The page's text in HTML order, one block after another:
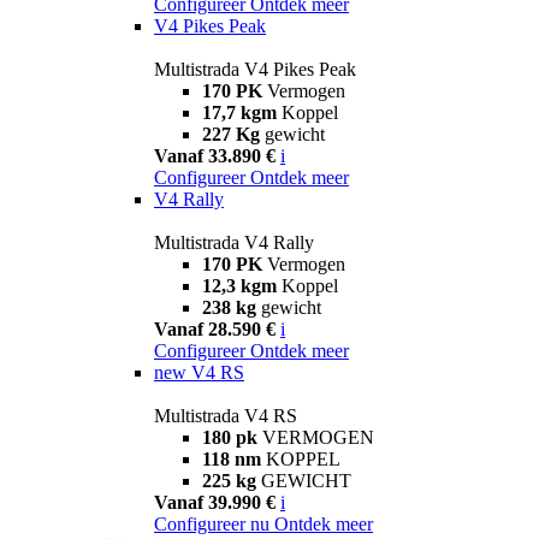
V4 Pikes Peak
Multistrada V4 Pikes Peak
170 PK Vermogen
17,7 kgm Koppel
227 Kg gewicht
Vanaf 33.890 € i
Configureer Ontdek meer
V4 Rally
Multistrada V4 Rally
170 PK Vermogen
12,3 kgm Koppel
238 kg gewicht
Vanaf 28.590 € i
Configureer Ontdek meer
new V4 RS
Multistrada V4 RS
180 pk VERMOGEN
118 nm KOPPEL
225 kg GEWICHT
Vanaf 39.990 € i
Configureer nu Ontdek meer